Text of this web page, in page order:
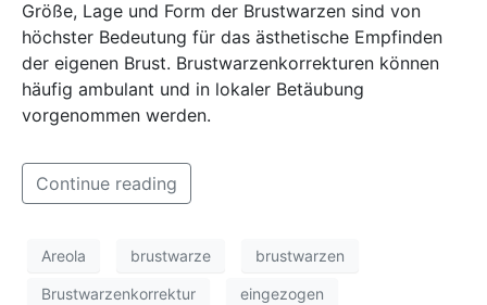
Größe, Lage und Form der Brustwarzen sind von
höchster Bedeutung für das ästhetische Empfinden
der eigenen Brust. Brustwarzenkorrekturen können
häufig ambulant und in lokaler Betäubung
vorgenommen werden.
Continue reading
Areola brustwarze brustwarzen
Brustwarzenkorrektur eingezogen